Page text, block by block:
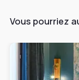
Vous pourriez